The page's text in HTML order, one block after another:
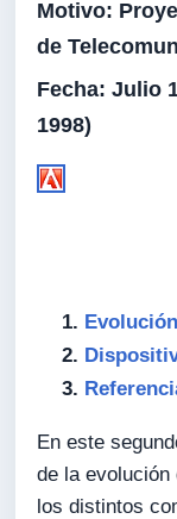
Motivo:
de
Fecha: Julio
1998)
En este
de la
los distintos